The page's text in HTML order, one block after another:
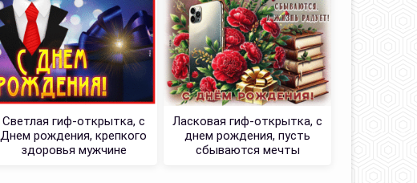
Светлая гиф-открытка, с
Днем рождения, крепкого
здоровья мужчине
Ласковая гиф-открытка, с
днем рождения, пусть
сбываются мечты